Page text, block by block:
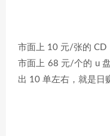
市面上 10 元/张的 CD
市面上 68 元/个的 u
出 10 单左右，就是日